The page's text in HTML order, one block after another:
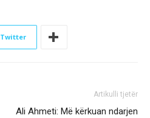
Twitter
Artikulli tjetër
Ali Ahmeti: Më kërkuan ndarjen